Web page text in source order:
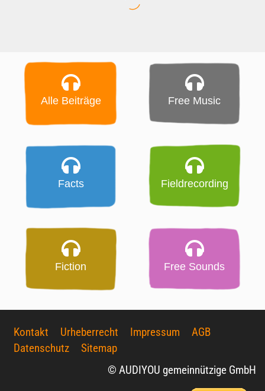
Alle Beiträge Free Music
Facts Fieldrecording
Fiction Free Sounds
Kontakt Urheberrecht Impressum
AGB
Datenschutz
Sitemap
© AUDIYOU gemeinnützige GmbH